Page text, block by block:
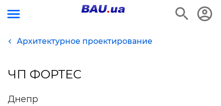
Архитектурное проектирование
ЧП ФОРТЕС
Днепр